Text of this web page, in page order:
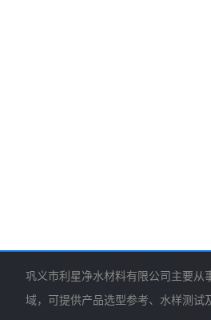
巩义市利星净水材料有限公司主要从
域，可提供产品选型参考、水样测试